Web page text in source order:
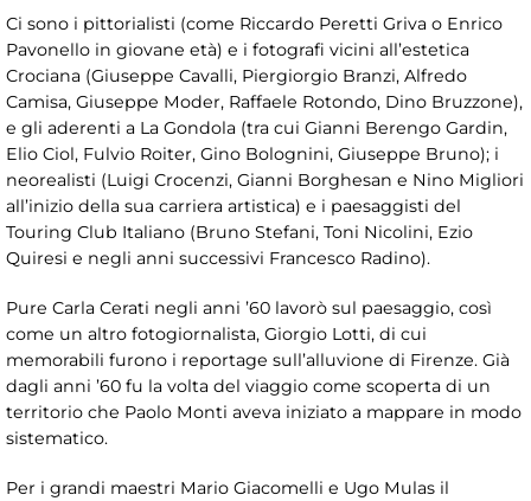
Ci sono i pittorialisti (come Riccardo Peretti Griva o Enrico
Pavonello in giovane età) e i fotografi vicini all’estetica
Crociana (Giuseppe Cavalli, Piergiorgio Branzi, Alfredo
Camisa, Giuseppe Moder, Raffaele Rotondo, Dino Bruzzone),
e gli aderenti a La Gondola (tra cui Gianni Berengo Gardin,
Elio Ciol, Fulvio Roiter, Gino Bolognini, Giuseppe Bruno); i
neorealisti (Luigi Crocenzi, Gianni Borghesan e Nino Migliori
all’inizio della sua carriera artistica) e i paesaggisti del
Touring Club Italiano (Bruno Stefani, Toni Nicolini, Ezio
Quiresi e negli anni successivi Francesco Radino).
Pure Carla Cerati negli anni ’60 lavorò sul paesaggio, così
come un altro fotogiornalista, Giorgio Lotti, di cui
memorabili furono i reportage sull’alluvione di Firenze. Già
dagli anni ’60 fu la volta del viaggio come scoperta di un
territorio che Paolo Monti aveva iniziato a mappare in modo
sistematico.
Per i grandi maestri Mario Giacomelli e Ugo Mulas il